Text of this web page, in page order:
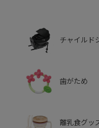
チャイルド
歯がため
離乳食グッ